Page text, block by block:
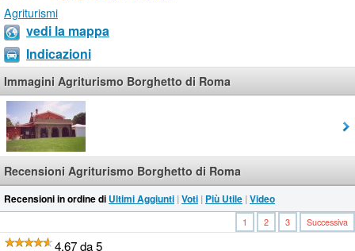
Agriturismi
vedi la mappa
Indicazioni
Immagini Agriturismo Borghetto di Roma
Recensioni Agriturismo Borghetto di Roma
Recensioni in ordine di Ultimi Aggiunti | Voti | Più Utile | Video
1 2 3 Successiva
4.67 da 5